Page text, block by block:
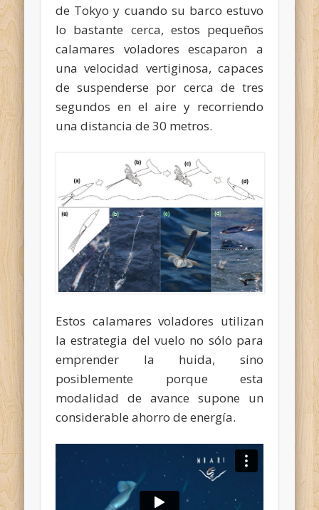
de Tokyo y cuando su barco estuvo
lo bastante cerca, estos pequeños
calamares voladores escaparon a
una velocidad vertiginosa, capaces
de suspenderse por cerca de tres
segundos en el aire y recorriendo
una distancia de 30 metros.
Estos calamares voladores utilizan
la estrategia del vuelo no sólo para
emprender la huida, sino
posiblemente porque esta
modalidad de avance supone un
considerable ahorro de energía.